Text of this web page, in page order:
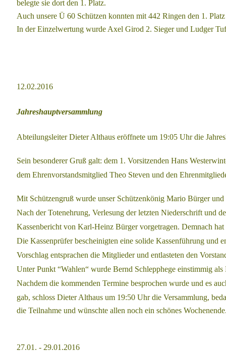
belegte sie dort den 1. Platz.
Auch unsere Ü 60 Schützen konnten mit 442 Ringen den 1.
In der Einzelwertung wurde Axel Girod 2. Sieger und Ludger
12.02.2016
Jahreshauptversammlung
Abteilungsleiter Dieter Althaus eröffnete um 19:05 Uhr die
Sein besonderer Gruß galt: dem 1. Vorsitzenden Hans
dem Ehrenvorstandsmitglied Theo Steven und den
Mit Schützengruß wurde unser Schützenkönig Mario Bürger und
Nach der Totenehrung, Verlesung der letzten Niederschrift und
Kassenbericht von Karl-Heinz Bürger vorgetragen. Demnach
Die Kassenprüferbescheinigten eine solide Kassenführung und
Vorschlag entsprachen die Mitglieder und entlasteten den
Unter Punkt “Wahlen“ wurde Bernd Schlepphege einstimmig als
Nachdem die kommenden Termine besprochen wurde und es
gab, schloss Dieter Althaus um 19:50 Uhr die Versammlung,
die Teilnahme und wünschte allen noch ein schönes
27.01. - 29.01.2016